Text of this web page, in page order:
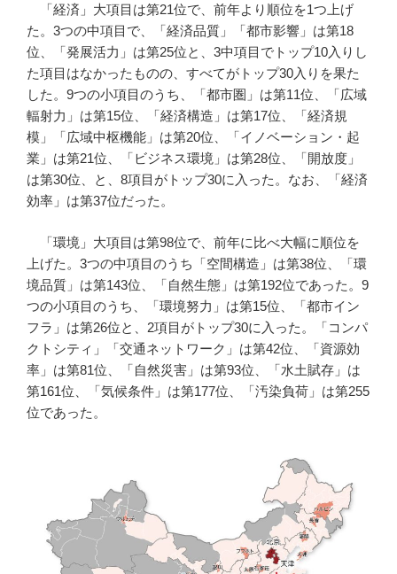
「経済」大項目は第21位で、前年より順位を1つ上げ
た。3つの中項目で、「経済品質」「都市影響」は第18
位、「発展活力」は第25位と、3中項目でトップ10入りし
た項目はなかったものの、すべてがトップ30入りを果た
した。9つの小項目のうち、「都市圏」は第11位、「広域
輻射力」は第15位、「経済構造」は第17位、「経済規
模」「広域中枢機能」は第20位、「イノベーション・起
業」は第21位、「ビジネス環境」は第28位、「開放度」
は第30位、と、8項目がトップ30に入った。なお、「経済
効率」は第37位だった。
「環境」大項目は第98位で、前年に比べ大幅に順位を
上げた。3つの中項目のうち「空間構造」は第38位、「環
境品質」は第143位、「自然生態」は第192位であった。9
つの小項目のうち、「環境努力」は第15位、「都市イン
フラ」は第26位と、2項目がトップ30に入った。「コンパ
クトシティ」「交通ネットワーク」は第42位、「資源効
率」は第81位、「自然災害」は第93位、「水土賦存」は
第161位、「気候条件」は第177位、「汚染負荷」は第255
位であった。